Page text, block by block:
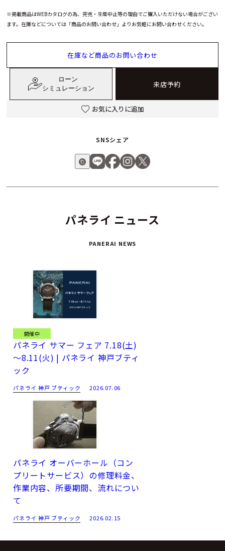
を貫いています。 特徴的なのは、リューズガードプロテクター
なオニオン型リューズなど、1930〜40年代の設計を忠実に再現
した点です。同じクッションケースを採用しながらも、ルミノ
ールとは一線を画すヴィンテージな風合いを持ちます。
のクラシックなエレガンスと洗練されたディテールにより根強
スチールやゴールド素材を中心に展開。サイズやフォルムもブ
ランド創成期の雰囲気を色濃く残しており、ヴィンテージの魅
力を現代に伝える、クラシカル志向のコレクションとして高く
歴史と、タイムレスな美しさが見事に融合した逸品。
パネライ ニュース
PANERAI NEWS
開催中
パネライ サマー フェア 7.18(土)
～8.11(火) | パネライ 神戸ブティ
ック
パネライ 神戸 ブティック 2026.07.06
パネライ オーバーホール（コン
プリートサービス）の修理料金、
作業内容、所要期間、流れについ
て
パネライ 神戸 ブティック 2026.02.15
※掲載商品はWEBカタログの為、完売・生産中止等の理由でご購入いただけない場合がござい
ます。在庫などについては「商品のお問い合わせ」よりお気軽にお問い合わせください。
在庫など商品のお問い合わせ
ローン
シミュレーション
来店予約
お気に入りに追加
SNSシェア